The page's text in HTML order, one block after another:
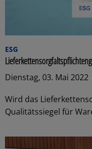
ESG
Dienstag, 03. Mai
Wird das
Qualitätssiegel für